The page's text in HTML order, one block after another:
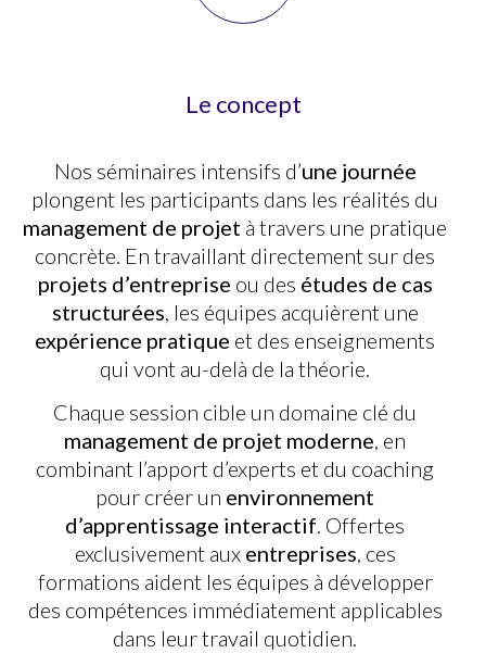
Le concept
Nos séminaires intensifs d’une journée
plongent les participants dans les réalités du
management de projet à travers une pratique
concrète. En travaillant directement sur des
projets d’entreprise ou des études de cas
structurées, les équipes acquièrent une
expérience pratique et des enseignements
qui vont au-delà de la théorie.
Chaque session cible un domaine clé du
management de projet moderne, en
combinant l’apport d’experts et du coaching
pour créer un environnement
d’apprentissage interactif. Offertes
exclusivement aux entreprises, ces
formations aident les équipes à développer
des compétences immédiatement applicables
dans leur travail quotidien.